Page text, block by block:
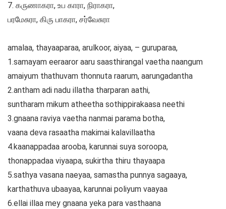
7. கருணாகரா, உப காரா, நிராகரா,
பரமேசுரா, கிரு பாகரா, சர்வேசுரா
amalaa, thayaaparaa, arulkoor, aiyaa, – guruparaa,
1.samayam eeraaror aaru saasthirangal vaetha naangum
amaiyum thathuvam thonnuta raarum, aarungadantha
2.antham adi nadu illatha tharparan aathi,
suntharam mikum atheetha sothippirakaasa neethi
3.gnaana raviya vaetha nanmai parama botha,
vaana deva rasaatha makimai kalavillaatha
4.kaanappadaa arooba, karunnai suya soroopa,
thonappadaa viyaapa, sukirtha thiru thayaapa
5.sathya vasana naeyaa, samastha punnya sagaaya,
karthathuva ubaayaa, karunnai poliyum vaayaa
6.ellai illaa mey gnaana yeka para vasthaana